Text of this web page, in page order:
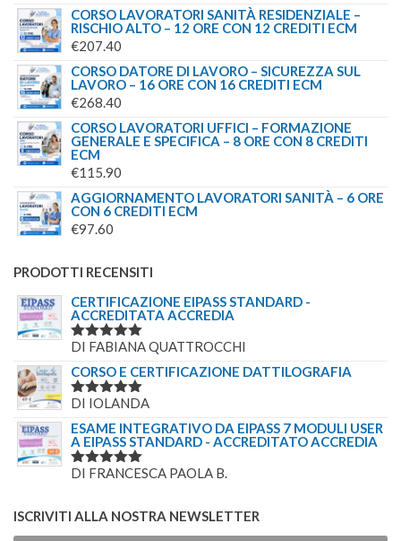
CORSO LAVORATORI SANITÀ RESIDENZIALE –
RISCHIO ALTO – 12 ORE CON 12 CREDITI ECM
€207.40
CORSO DATORE DI LAVORO – SICUREZZA SUL
LAVORO – 16 ORE CON 16 CREDITI ECM
€268.40
CORSO LAVORATORI UFFICI – FORMAZIONE
GENERALE E SPECIFICA – 8 ORE CON 8 CREDITI
ECM
€115.90
AGGIORNAMENTO LAVORATORI SANITÀ – 6 ORE
CON 6 CREDITI ECM
€97.60
PRODOTTI RECENSITI
CERTIFICAZIONE EIPASS STANDARD -
ACCREDITATA ACCREDIA
VALUTATO
DI FABIANA QUATTROCCHI
CORSO E CERTIFICAZIONE DATTILOGRAFIA
VALUTATO
DI IOLANDA
ESAME INTEGRATIVO DA EIPASS 7 MODULI USER
A EIPASS STANDARD - ACCREDITATO ACCREDIA
VALUTATO
DI FRANCESCA PAOLA B.
ISCRIVITI ALLA NOSTRA NEWSLETTER